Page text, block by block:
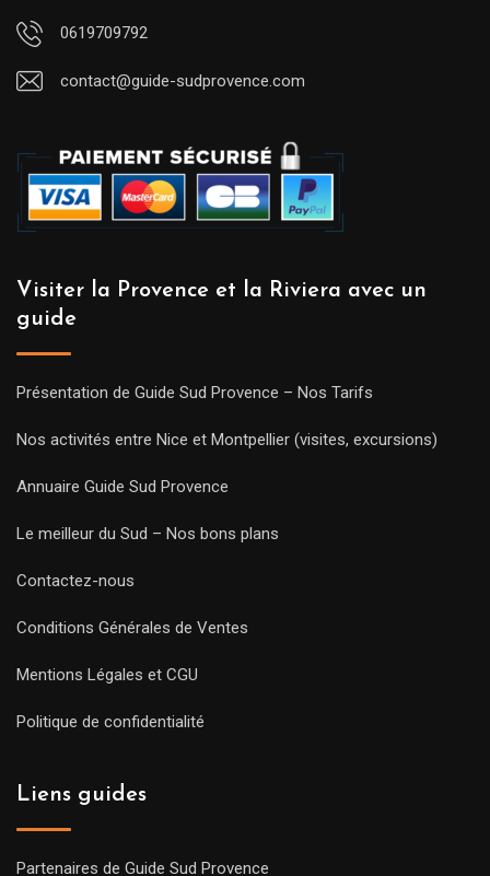
0619709792
contact@guide-sudprovence.com
Visiter la Provence et la Riviera avec un
guide
Présentation de Guide Sud Provence – Nos Tarifs
Nos activités entre Nice et Montpellier (visites, excursions)
Annuaire Guide Sud Provence
Le meilleur du Sud – Nos bons plans
Contactez-nous
Conditions Générales de Ventes
Mentions Légales et CGU
Politique de confidentialité
Liens guides
Partenaires de Guide Sud Provence